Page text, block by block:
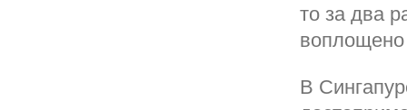
то за два
воплощено
В